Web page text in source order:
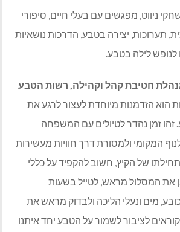
ניווט, מפגשים עם בעלי חיים, סיפורי
תערוכות, יצירה בטבע, הדרכות נושאיות
לילה בטבע.
חטיבת קהל וקהילה, רשות הטבע
הוא הזדמנות מיוחדת לעצור לרגע את
זמן נהדר לטיולים עם המשפחה
המקומי ולמסורת דרך חוויות מעשירות
של הקיץ, חשוב להקפיד על כללי
את המסלול מראש, לטייל בשעות
מים ונעלי הליכה ולבדוק מראש את
קוראים לציבור לשמור על הטבע יחד איתנו